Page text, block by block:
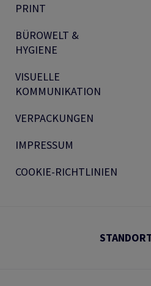
PRINT
BÜROWELT &
HYGIENE
VISUELLE
KOMMUNIKATION
VERPACKUNGEN
IMPRESSUM
COOKIE-RICHTLINIEN